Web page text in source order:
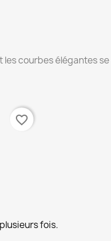
courbes élégantes se
favorite_border
fois.